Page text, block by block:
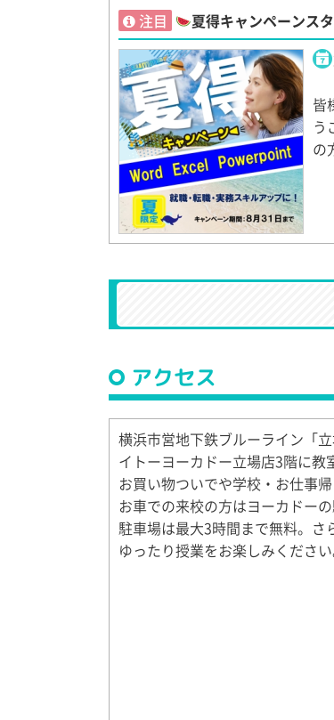
注目
夏得キャンペーンス
皆
う
の
アクセス
横浜市営地下鉄ブルーライン「
イトーヨーカドー立場店3階に教
お買い物ついでや学校・お仕事
お車での来校の方はヨーカドー
駐車場は最大3時間まで無料。さ
ゆったり授業をお楽しみください